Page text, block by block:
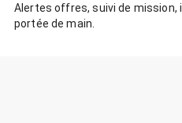
Alertes offres, suivi de
portée de main.